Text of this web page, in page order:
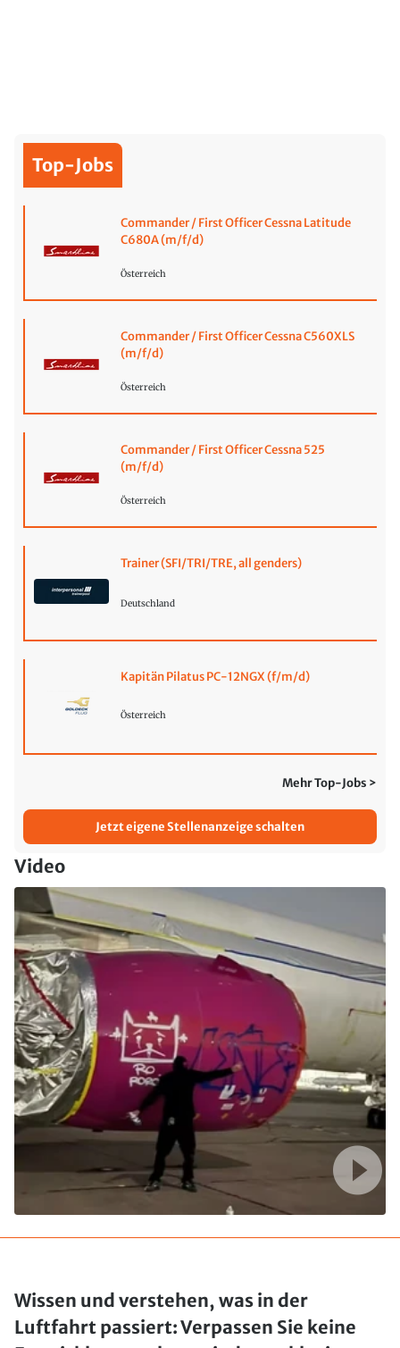
Top-Jobs
Commander / First Officer Cessna Latitude
C680A (m/f/d)
Österreich
Commander / First Officer Cessna C560XLS
(m/f/d)
Österreich
Commander / First Officer Cessna 525
(m/f/d)
Österreich
Trainer (SFI/TRI/TRE, all genders)
Deutschland
Kapitän Pilatus PC-12NGX (f/m/d)
Österreich
Mehr Top-Jobs >
Jetzt eigene Stellenanzeige schalten
Video
Wissen und verstehen, was in der
Luftfahrt passiert: Verpassen Sie keine